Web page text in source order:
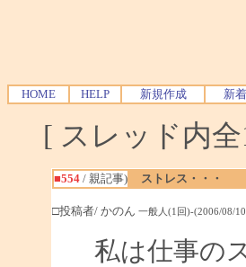
HOME HELP 新規作成 新
[ スレッド内
■554/ 親記事) ストレス・・・
□投稿者/ かのん 一般人(1回)-(2006/08/
私は仕事の